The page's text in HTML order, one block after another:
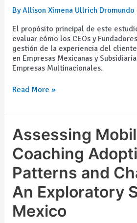
ByAllison Ximena Ullrich Dromundo
El propósito principal de este
evaluar cómo los CEOs y
gestión de la experiencia del
en Empresas Mexicanas y
Empresas Multinacionales.
Mexican
Companies
Read More »
Assessing
Coaching
Patterns and
An Exploratory
Mexico
Assessing
Mobile
Coaching
Adoption
Patterns
and
Challenges:
An
Exploratory
Study